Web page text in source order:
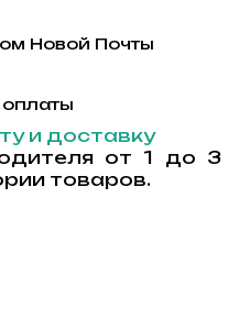
Новой Почты
и доставку
от 1 до 3
товаров.